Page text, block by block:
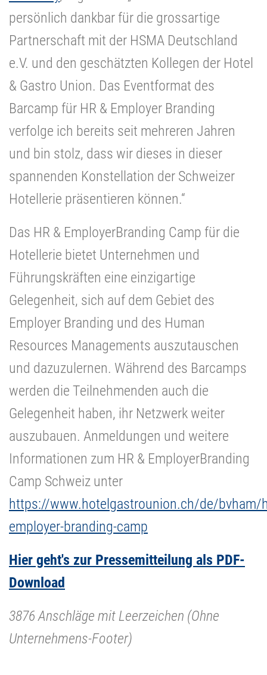
persönlich dankbar für die grossartige
Partnerschaft mit der HSMA Deutschland
e.V. und den geschätzten Kollegen der Hotel
& Gastro Union. Das Eventformat des
Barcamp für HR & Employer Branding
verfolge ich bereits seit mehreren Jahren
und bin stolz, dass wir dieses in dieser
spannenden Konstellation der Schweizer
Hotellerie präsentieren können.“
Das HR & EmployerBranding Camp für die
Hotellerie bietet Unternehmen und
Führungskräften eine einzigartige
Gelegenheit, sich auf dem Gebiet des
Employer Branding und des Human
Resources Managements auszutauschen
und dazuzulernen. Während des Barcamps
werden die Teilnehmenden auch die
Gelegenheit haben, ihr Netzwerk weiter
auszubauen. Anmeldungen und weitere
Informationen zum HR & EmployerBranding
Camp Schweiz unter
https://www.hotelgastrounion.ch/de/bvham/
employer-branding-camp
Hier geht's zur Pressemitteilung als PDF-
Download
3876 Anschläge mit Leerzeichen (Ohne
Unternehmens-Footer)